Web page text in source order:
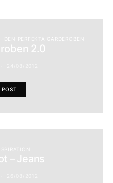
DEN PERFEKTA GARDEROBEN
2.0
– Jeans